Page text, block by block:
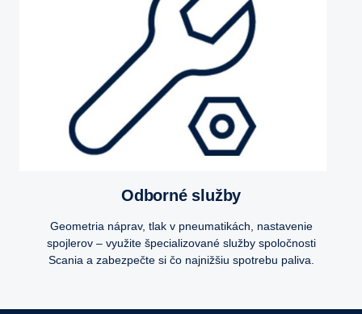
Odborné služby
Geometria náprav, tlak v pneumatikách, nastavenie
spojlerov – využite špecializované služby spoločnosti
Scania a zabezpečte si čo najnižšiu spotrebu paliva.